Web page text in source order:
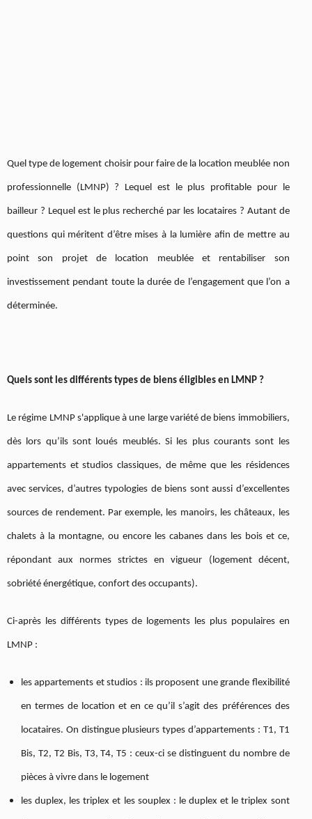
Quel type de logement choisir pour faire de la location meublée non
professionnelle (LMNP) ? Lequel est le plus profitable pour le
bailleur ? Lequel est le plus recherché par les locataires ? Autant de
questions qui méritent d’être mises à la lumière afin de mettre au
point son projet de location meublée et rentabiliser son
investissement pendant toute la durée de l’engagement que l’on a
déterminée.
Quels sont les différents types de biens éligibles en LMNP ?
Le régime LMNP s'applique à une large variété de biens immobiliers,
dès lors qu’ils sont loués meublés. Si les plus courants sont les
appartements et studios classiques, de même que les résidences
avec services, d’autres typologies de biens sont aussi d’excellentes
sources de rendement. Par exemple, les manoirs, les châteaux, les
chalets à la montagne, ou encore les cabanes dans les bois et ce,
répondant aux normes strictes en vigueur (logement décent,
sobriété énergétique, confort des occupants).
Ci-après les différents types de logements les plus populaires en
LMNP :
les appartements et studios : ils proposent une grande flexibilité
en termes de location et en ce qu’il s’agit des préférences des
locataires. On distingue plusieurs types d’appartements : T1, T1
Bis, T2, T2 Bis, T3, T4, T5 : ceux-ci se distinguent du nombre de
pièces à vivre dans le logement
les duplex, les triplex et les souplex : le duplex et le triplex sont